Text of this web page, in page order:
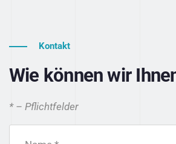
Kontakt
Wie können wir
* – Pflichtfelder